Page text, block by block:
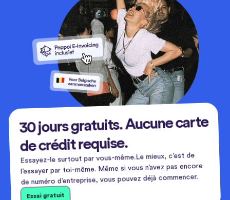
30 jours gratuits. Aucune carte
de crédit requise.
Essayez-le surtout par vous-même.Le mieux, c’est de
l’essayer par toi-même. Même si vous n’avez pas encore
de numéro d’entreprise, vous pouvez déjà commencer.
Essai gratuit